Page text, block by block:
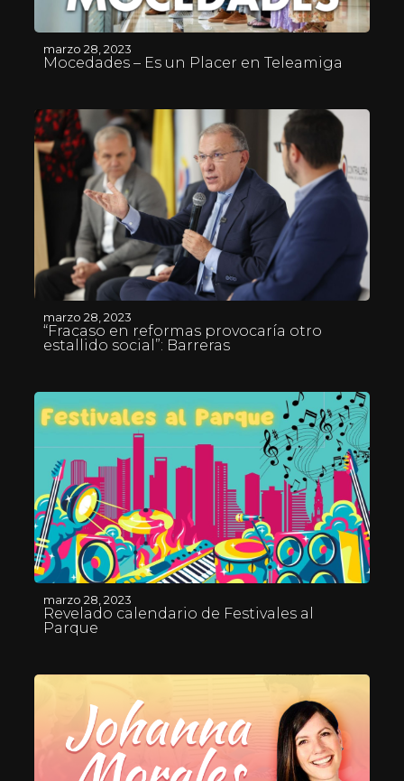
marzo 28, 2023
Mocedades – Es un Placer en Teleamiga
marzo 28, 2023
“Fracaso en reformas provocaría otro
estallido social”: Barreras
marzo 28, 2023
Revelado calendario de Festivales al
Parque